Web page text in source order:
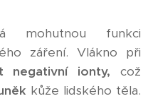
mohutnou funkci
záření. Vlákno při
negativní ionty, což
kůže lidského těla.